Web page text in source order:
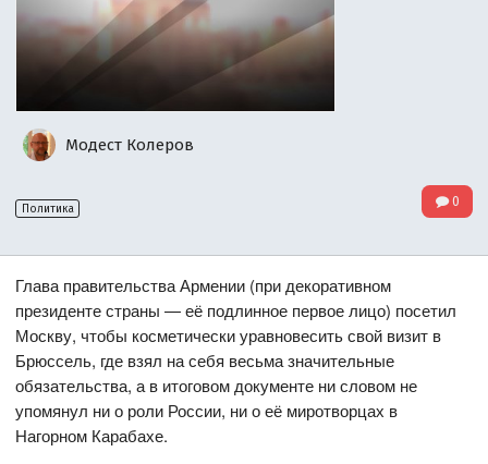
Модест Колеров
Политика 0
Глава правительства Армении (при декоративном
президенте страны — её подлинное первое лицо) посетил
Москву, чтобы косметически уравновесить свой визит в
Брюссель, где взял на себя весьма значительные
обязательства, а в итоговом документе ни словом не
упомянул ни о роли России, ни о её миротворцах в
Нагорном Карабахе.